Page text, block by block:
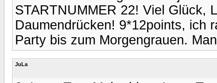
STARTNUMMER 22! Viel Glück,
Daumendrücken! 9*12points, ich
Party bis zum Morgengrauen.
JuLa